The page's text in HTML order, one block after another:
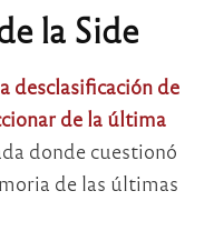
la Side
desclasificación de
de la última
donde cuestionó
de las últimas